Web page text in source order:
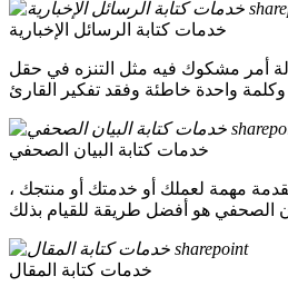
خدمات كتابة الرسائل الإخبارية
أمر مشكوك فيه مثل التنزه في حقل
خدمات كتابة البيان الصحفي
مهمة لعملك أو خدمتك أو منتجك ،
خدمات كتابة المقال